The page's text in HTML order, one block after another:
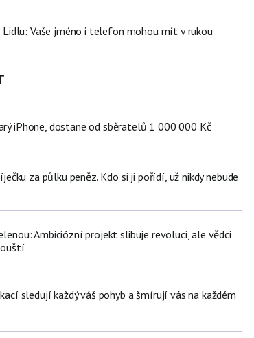
Vaše jméno i telefon mohou mít v rukou
iPhone, dostane od sběratelů 1 000 000 Kč
za půlku peněz. Kdo si ji pořídí, už nikdy nebude
Ambiciózní projekt slibuje revoluci, ale vědci
sledují každý váš pohyb a šmírují vás na každém